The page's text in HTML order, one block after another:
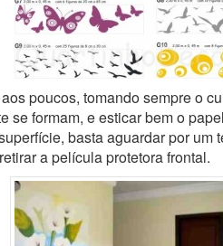
poucos, tomando sempre o
se formam, e esticar bem o
basta aguardar por um
a película protetora frontal.